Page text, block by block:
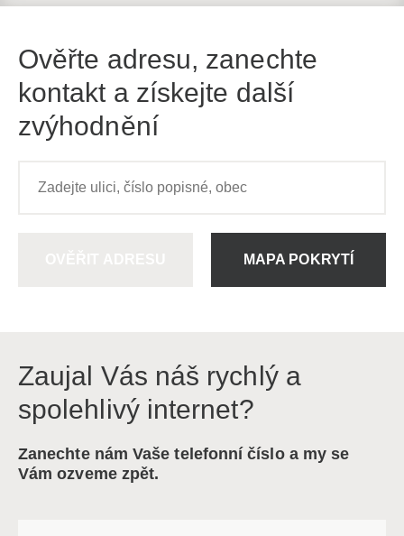
Ověřte adresu, zanechte
kontakt a získejte další
zvýhodnění
MAPA POKRYTÍ
Zaujal Vás náš rychlý a
spolehlivý internet?
Zanechte nám Vaše telefonní číslo a my se
Vám ozveme zpět.